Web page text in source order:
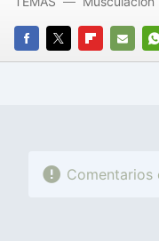
FACEBOOK
TWITTERFLIPBOARD
E-
Comentarios